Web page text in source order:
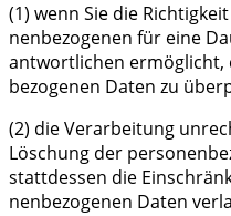
(1) wenn Sie die
nen­be­zo­ge­nen für eine
ant­wort­li­chen
be­zo­ge­nen Daten zu
(2) die Ver­ar­bei­tung
Löschung der
statt­des­sen die
nen­be­zo­ge­nen Daten